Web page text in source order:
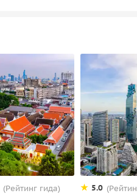
(Рейтинг гида) 5.0